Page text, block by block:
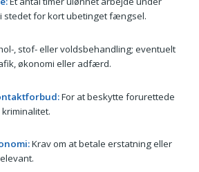
stedet for kort ubetinget fængsel.
, stof- eller voldsbehandling; eventuelt
økonomi eller adfærd.
For at beskytte forurettede
Krav om at betale erstatning eller